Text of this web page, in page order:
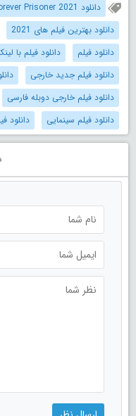
دانلود The Forever Prisoner 2021 دوبله فارسی
دانلود بهترین فیلم های 2021
دانلود فیلم
دانلود فیلم با
دانلود فیلم جدید خارجی
دانلود فیلم خارجی دوبله فارسی
دانلود فیلم سینمایی
دانلود